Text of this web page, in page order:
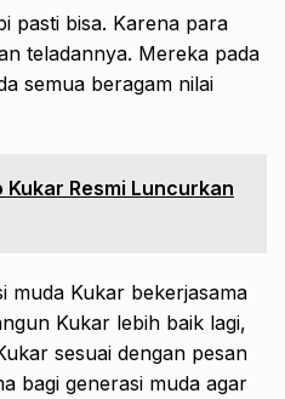
pasti bisa. Karena para
teladannya. Mereka pada
semua beragam nilai
Kukar Resmi Luncurkan
muda Kukar bekerjasama
Kukar lebih baik lagi,
sesuai dengan pesan
bagi generasi muda agar